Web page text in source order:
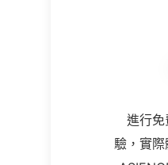
進行免
驗，實